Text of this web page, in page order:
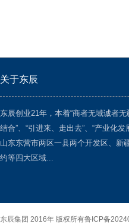
关于东辰
东辰创业21年，本着“商者无域诚者
结合”、“引进来、走出去”、“产业化
山东东营市两区一县两个开发区、新
约等四大区域...
东辰集团 2016年 版权所有鲁ICP备